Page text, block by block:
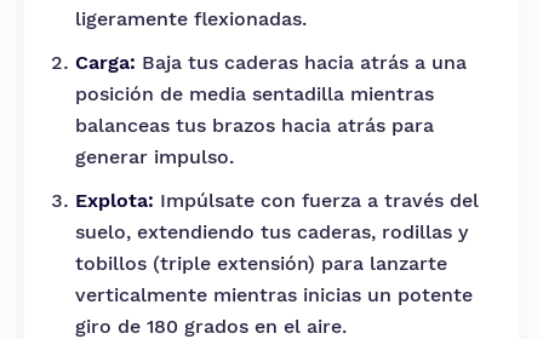
ligeramente flexionadas.
Carga: Baja tus caderas hacia atrás a una
posición de media sentadilla mientras
balanceas tus brazos hacia atrás para
generar impulso.
Explota: Impúlsate con fuerza a través del
suelo, extendiendo tus caderas, rodillas y
tobillos (triple extensión) para lanzarte
verticalmente mientras inicias un potente
giro de 180 grados en el aire.